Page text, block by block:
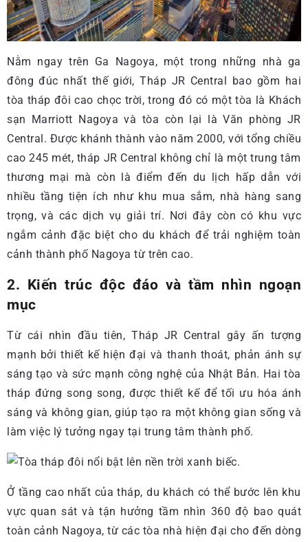
Nằm ngay trên Ga Nagoya, một trong những nhà ga
đông đúc nhất thế giới, Tháp JR Central bao gồm hai
tòa tháp đôi cao chọc trời, trong đó có một tòa là Khách
sạn Marriott Nagoya và tòa còn lại là Văn phòng JR
Central. Được khánh thành vào năm 2000, với tổng chiều
cao 245 mét, tháp JR Central không chỉ là một trung tâm
thương mại mà còn là điểm đến du lịch hấp dẫn với
nhiều tầng tiện ích như khu mua sắm, nhà hàng sang
trọng, và các dịch vụ giải trí. Nơi đây còn có khu vực
ngắm cảnh đặc biệt cho du khách để trải nghiệm toàn
cảnh thành phố Nagoya từ trên cao.
2. Kiến trúc độc đáo và tầm nhìn ngoạn
mục
Từ cái nhìn đầu tiên, Tháp JR Central gây ấn tượng
mạnh bởi thiết kế hiện đại và thanh thoát, phản ánh sự
sáng tạo và sức mạnh công nghệ của Nhật Bản. Hai tòa
tháp đứng song song, được thiết kế để tối ưu hóa ánh
sáng và không gian, giúp tạo ra một không gian sống và
làm việc lý tưởng ngay tại trung tâm thành phố.
Ở tầng cao nhất của tháp, du khách có thể bước lên khu
vực quan sát và tận hưởng tầm nhìn 360 độ bao quát
toàn cảnh Nagoya, từ các tòa nhà hiện đại cho đến dòng